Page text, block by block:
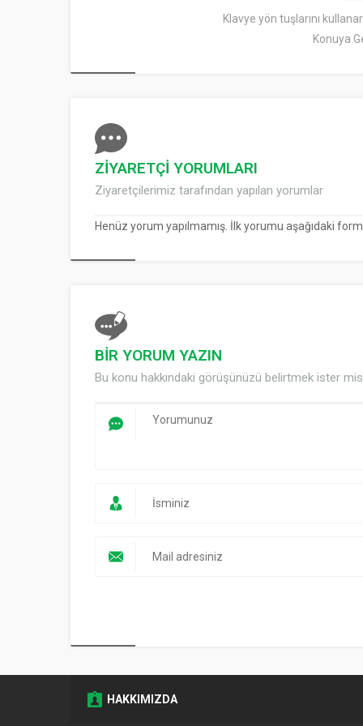
Klavye yön tuşlarını
Konuya
ZİYARETÇİ YORUMLARI
Ziyaretçilerimiz tarafından yapılan yorumlar
Henüz yorum yapılmamış. İlk yorumu aşağıdaki
BİR YORUM YAZIN
Bu konu hakkındaki görüşünüzü belirtmek ister
HAKKIMIZDA